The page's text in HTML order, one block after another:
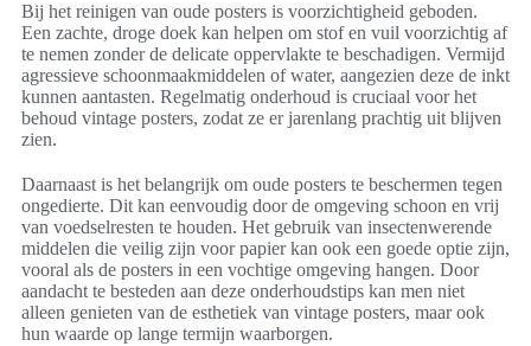
Bij het reinigen van oude posters is voorzichtigheid geboden.
Een zachte, droge doek kan helpen om stof en vuil voorzichtig af
te nemen zonder de delicate oppervlakte te beschadigen. Vermijd
agressieve schoonmaakmiddelen of water, aangezien deze de inkt
kunnen aantasten. Regelmatig onderhoud is cruciaal voor het
behoud vintage posters, zodat ze er jarenlang prachtig uit blijven
zien.
Daarnaast is het belangrijk om oude posters te beschermen tegen
ongedierte. Dit kan eenvoudig door de omgeving schoon en vrij
van voedselresten te houden. Het gebruik van insectenwerende
middelen die veilig zijn voor papier kan ook een goede optie zijn,
vooral als de posters in een vochtige omgeving hangen. Door
aandacht te besteden aan deze onderhoudstips kan men niet
alleen genieten van de esthetiek van vintage posters, maar ook
hun waarde op lange termijn waarborgen.